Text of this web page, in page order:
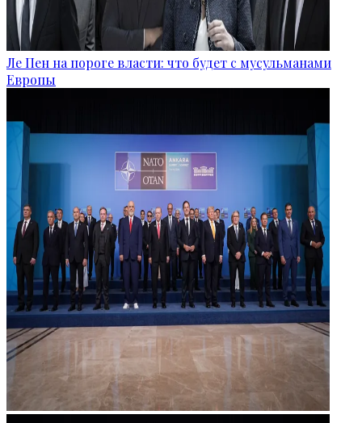
Ле Пен на пороге власти: что будет с мусульманами
Европы